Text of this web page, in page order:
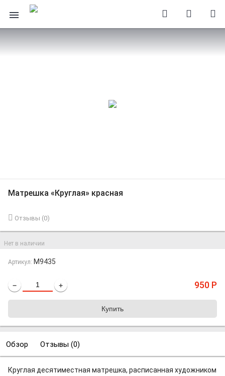
Матрешка «Круглая» красная
Отзывы (0)
Нет в наличии
Артикул: M9435
− + 950 Р
Обзор Отзывы (0)
Круглая десятиместная матрешка, расписанная художником